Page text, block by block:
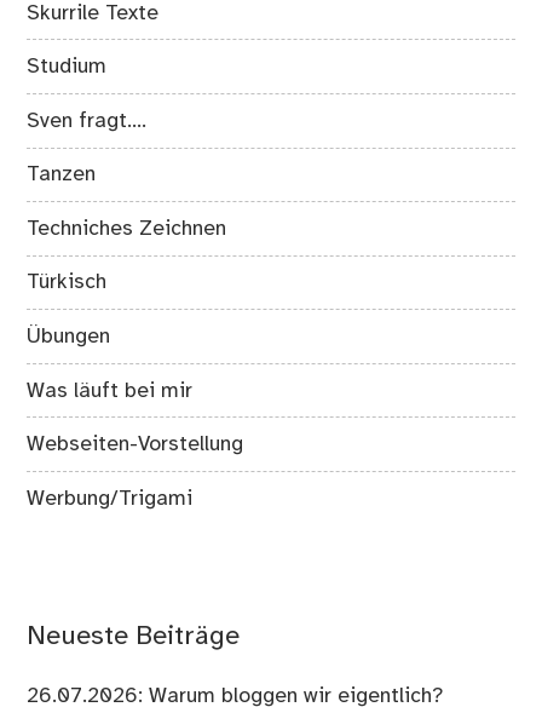
Skurrile Texte
Studium
Sven fragt….
Tanzen
Techniches Zeichnen
Türkisch
Übungen
Was läuft bei mir
Webseiten-Vorstellung
Werbung/Trigami
Neueste Beiträge
26.07.2026: Warum bloggen wir eigentlich?